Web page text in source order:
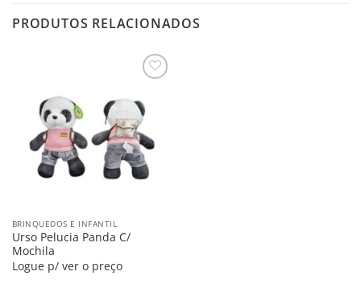
PRODUTOS RELACIONADOS
Lista
BRINQUEDOS E INFANTIL
Urso Pelucia Panda C/
Mochila
Logue p/ ver o preço